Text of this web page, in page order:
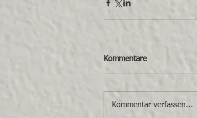
Kommentare
Kommentar verfassen...